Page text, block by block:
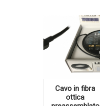
Cavo in fibra
ottica